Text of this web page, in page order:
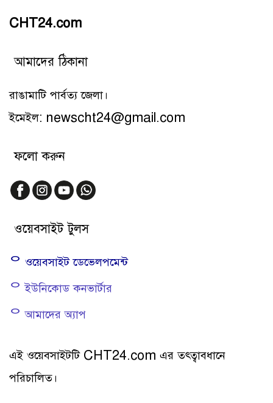
CHT24.com
আমাদের ঠিকানা
রাঙামাটি পার্বত্য জেলা।
ইমেইল: newscht24@gmail.com
ফলো করুন
ওয়েবসাইট টুলস
ᄋ ওয়েবসাইট ডেভেলপমেন্ট
ᄋ ইউনিকোড কনভার্টার
ᄋ আমাদের অ্যাপ
এই ওয়েবসাইটটি CHT24.com এর তত্ত্বাবধানে
পরিচালিত।